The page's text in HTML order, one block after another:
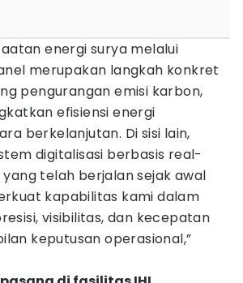
energi surya melalui
merupakan langkah konkret
pengurangan emisi karbon,
efisiensi energi
berkelanjutan. Di sisi lain,
digitalisasi berbasis real-
telah berjalan sejak awal
kapabilitas kami dalam
visibilitas, dan kecepatan
keputusan operasional,”